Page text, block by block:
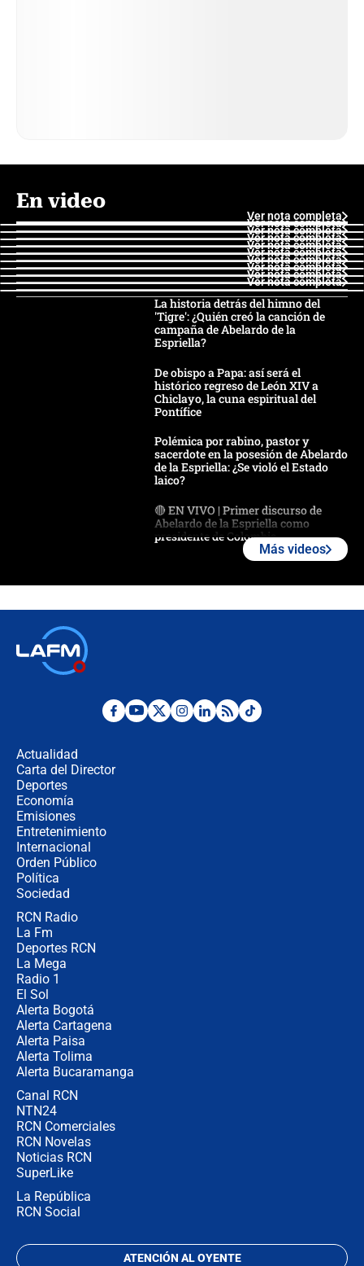
En video
Ver nota completa
Ver nota completa
Ver nota completa
Ver nota completa
Ver nota completa
Ver nota completa
Ver nota completa
Ver nota completa
Ver nota completa
Ver nota completa
La historia detrás del himno del
'Tigre': ¿Quién creó la canción de
campaña de Abelardo de la
Espriella?
De obispo a Papa: así será el
histórico regreso de León XIV a
Chiclayo, la cuna espiritual del
Pontífice
Polémica por rabino, pastor y
sacerdote en la posesión de Abelardo
de la Espriella: ¿Se violó el Estado
laico?
🔴 EN VIVO | Primer discurso de
Abelardo de la Espriella como
presidente de Colombia
Desde dermatitis hasta infecciones:
Más videos
Actualidad
Carta del Director
Deportes
Economía
Emisiones
Entretenimiento
Internacional
Orden Público
Política
Sociedad
RCN Radio
La Fm
Deportes RCN
La Mega
Radio 1
El Sol
Alerta Bogotá
Alerta Cartagena
Alerta Paisa
Alerta Tolima
Alerta Bucaramanga
Canal RCN
NTN24
RCN Comerciales
RCN Novelas
Noticias RCN
SuperLike
La República
RCN Social
ATENCIÓN AL OYENTE